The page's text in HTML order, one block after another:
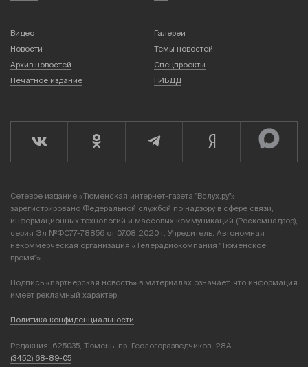
Видео
Галереи
Новости
Темы новостей
Архив новостей
Спецпроекты
Печатное издание
ГИБДД
Сетевое издание «Тюменская интернет-газета "Вслух.ру"»
зарегистрировано Федеральной службой по надзору в сфере связи,
информационных технологий и массовых коммуникаций (Роскомнадзор),
серия Эл №ФС77-78856 от 07.08.2020 г. Учредитель: Автономная
некоммерческая организация «Телерадиокомпания "Тюменское
время"».
Подпись «партнерская новость» в материалах означает, что информация
имеет рекламный характер.
Политика конфиденциальности
Редакция: 625035, Тюмень, пр. Геологоразведчиков, 28А
(3452) 68-89-05